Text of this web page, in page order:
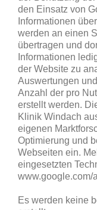
den Einsatz von
Informationen
werden an einen
übertragen und
Informationen
der Website zu
Auswertungen
Anzahl der pro
erstellt werden.
Klinik Windach
eigenen
Optimierung und
Webseiten ein.
eingesetzten
www.google.com/
Es werden keine